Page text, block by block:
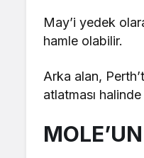
May’i yedek
hamle olabilir.
Arka alan,
atlatması